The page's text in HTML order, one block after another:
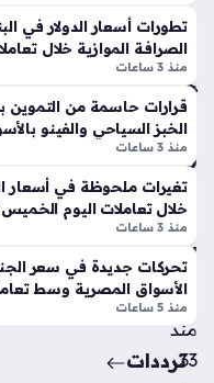
رد
فع
ل
إبر
اهي
م
فاي
ق
عل
ى
ان
ض
ما
م
مح
وا
ق
الم
حل
ية
خلا
ل
تعا
ملا
ت
الخ
مي
س
منذ
33
تطورات أسعار الدولار في
الصرافة الموازية خلال
منذ 3 ساعات
قرارات حاسمة من التموين
الخبز السياحي والفينو
منذ 3 ساعات
تغيرات ملحوظة في أسعار
خلال تعاملات اليوم
منذ 3 ساعات
تحركات جديدة في سعر
الأسواق المصرية وسط
منذ 5 ساعات
ترددات